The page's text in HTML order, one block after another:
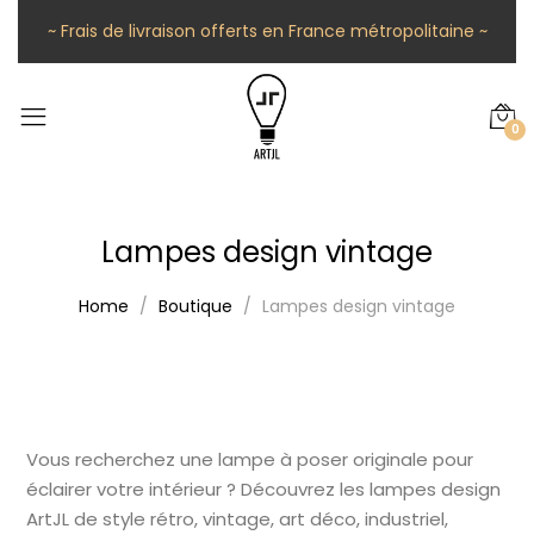
~ Frais de livraison offerts en France métropolitaine ~
0
Lampes design vintage
Home Boutique Lampes design vintage
Vous recherchez une lampe à poser originale pour
éclairer votre intérieur ? Découvrez les lampes design
ArtJL de style rétro, vintage, art déco, industriel,